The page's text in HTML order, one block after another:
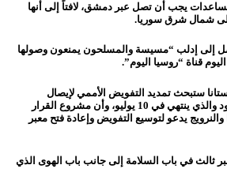
يجب أن تصل عبر دمشق، لافتاً إلى أنها
إلى إدلب “مسيسة والمسلحون يمنعون وصولها
قناة “روسيا اليوم”.
ستبحث تمديد التفويض الأممي لإيصال
المساعدات الأممية عبر الحدود والذي ينتهي في 10 يوليو، وأن مشروع القرار
يدعو لتوسيع التفويض وإعادة فتح معبر
ثالث في باب السلامة إلى جانب باب الهوى الذي